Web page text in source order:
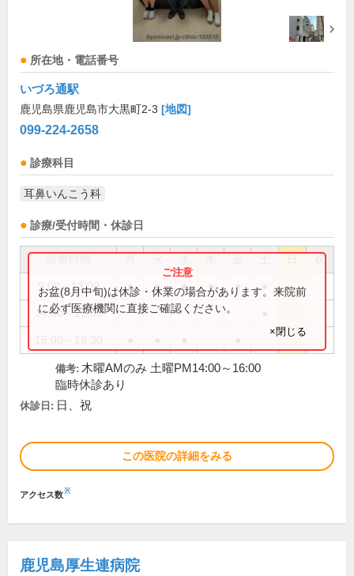
所在地・電話番号
いづろ通駅
鹿児島県鹿児島市大黒町2-3 [地図]
099-224-2658
診療科目
耳鼻いんこう科
診療/受付時間・休診日
祝
9:00～13:00 ● ● ● ● ●
14:00～16:00
お盆(8月中旬)は休診・休業の場合があります。来院前
に必ず医療機関に直接ご確認ください。
×閉じる
備考: 木曜AMのみ 土曜PM14:00～16:00
臨時休診あり
休診日: 日、祝
この医院の詳細をみる
アクセス数※
鹿児島厚生連病院